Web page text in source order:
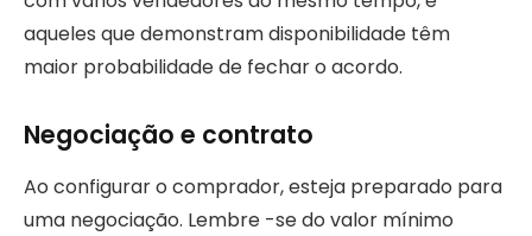
aqueles que demonstram disponibilidade têm
maior probabilidade de fechar o acordo.
Negociação e contrato
Ao configurar o comprador, esteja preparado para
uma negociação. Lembre -se do valor mínimo